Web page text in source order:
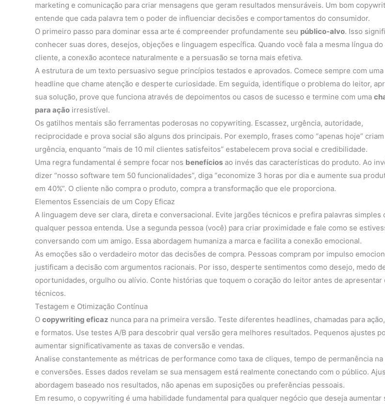
marketing e comunicação para criar mensagens que geram resultados mensuráveis. Um bom
entende que cada palavra tem o poder de influenciar decisões e comportamentos do consumidor.
O primeiro passo para dominar essa arte é compreender profundamente seu público-alvo. Isso
conhecer suas dores, desejos, objeções e linguagem específica. Quando você fala a mesma língua do
cliente, a conexão acontece naturalmente e a persuasão se torna mais efetiva.
A estrutura de um texto persuasivo segue princípios testados e aprovados. Comece sempre com uma
headline que chame atenção e desperte curiosidade. Em seguida, identifique o problema do leitor,
sua solução, prove que funciona através de depoimentos ou casos de sucesso e termine com uma
para ação irresistível.
Os gatilhos mentais são ferramentas poderosas no copywriting. Escassez, urgência, autoridade,
reciprocidade e prova social são alguns dos principais. Por exemplo, frases como “apenas hoje” criam
urgência, enquanto “mais de 10 mil clientes satisfeitos” estabelecem prova social e credibilidade.
Uma regra fundamental é sempre focar nos benefícios ao invés das características do produto. Ao
dizer “nosso software tem 50 funcionalidades”, diga “economize 3 horas por dia e aumente sua
em 40%”. O cliente não compra o produto, compra a transformação que ele proporciona.
Elementos Essenciais de um Copy Eficaz
A linguagem deve ser clara, direta e conversacional. Evite jargões técnicos e prefira palavras simples
qualquer pessoa entenda. Use a segunda pessoa (você) para criar proximidade e fale como se
conversando com um amigo. Essa abordagem humaniza a marca e facilita a conexão emocional.
As emoções são o verdadeiro motor das decisões de compra. Pessoas compram por impulso
justificam a decisão com argumentos racionais. Por isso, desperte sentimentos como desejo, medo
oportunidades, orgulho ou alívio. Conte histórias que toquem o coração do leitor antes de apresentar
técnicos.
Testagem e Otimização Contínua
O copywriting eficaz nunca para na primeira versão. Teste diferentes headlines, chamadas para
e formatos. Use testes A/B para descobrir qual versão gera melhores resultados. Pequenos ajustes
aumentar significativamente as taxas de conversão e vendas.
Analise constantemente as métricas de performance como taxa de cliques, tempo de permanência na
e conversões. Esses dados revelam se sua mensagem está realmente conectando com o público.
abordagem baseado nos resultados, não apenas em suposições ou preferências pessoais.
Em resumo, o copywriting é uma habilidade fundamental para qualquer negócio que deseja aumentar